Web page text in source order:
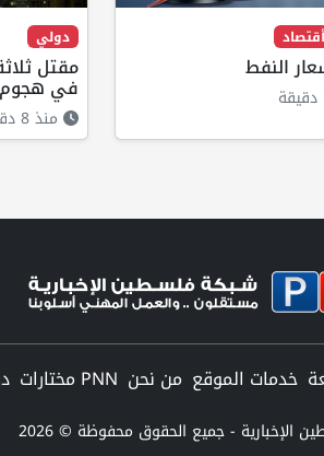
أقتصاد
النفط
دولي
مقتل
في
منذ 8 دقائق
خدمات الموقع من نحن PNN مختارات
الإخبارية - جميع الحقوق محفوظة © 2026